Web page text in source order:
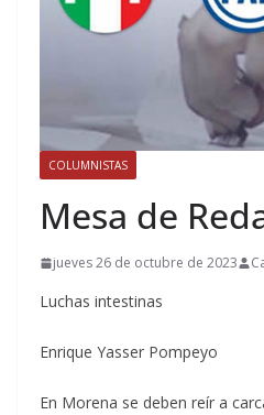
COLUMNISTAS
Mesa de
jueves 26 de octubre de 2023
Luchas intestinas
Enrique Yasser Pompeyo
En Morena se deben reír a